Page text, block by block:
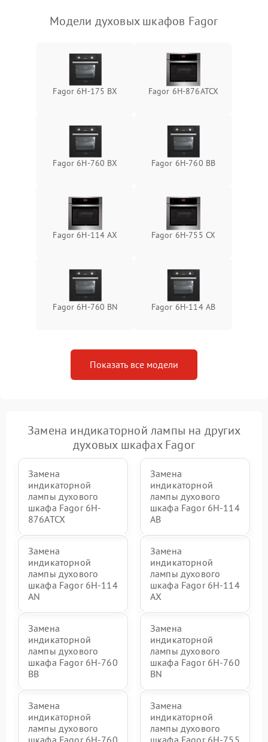
Модели духовых шкафов Fagor
Fagor 6H-175 BX Fagor 6H-876ATCX
Fagor 6H-760 BX Fagor 6H-760 BB
Fagor 6H-114 AX Fagor 6H-755 CX
Fagor 6H-760 BN Fagor 6H-114 AB
Показать все модели
Замена индикаторной лампы на других
духовых шкафах Fagor
Замена
индикаторной
лампы духового
шкафа Fagor 6H-
876ATCX
Замена
индикаторной
лампы духового
шкафа Fagor 6H-114
AB
Замена
индикаторной
лампы духового
шкафа Fagor 6H-114
AN
Замена
индикаторной
лампы духового
шкафа Fagor 6H-114
AX
Замена
индикаторной
лампы духового
шкафа Fagor 6H-760
BB
Замена
индикаторной
лампы духового
шкафа Fagor 6H-760
BN
Замена
индикаторной
лампы духового
шкафа Fagor 6H-760
Замена
индикаторной
лампы духового
шкафа Fagor 6H-755